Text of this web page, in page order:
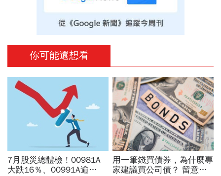
你可能還想看
7月股災總體檢！00981A
大跌16％、00991A逾
用一筆錢買債券，為什麼專
家建議買公司債？ 留意信